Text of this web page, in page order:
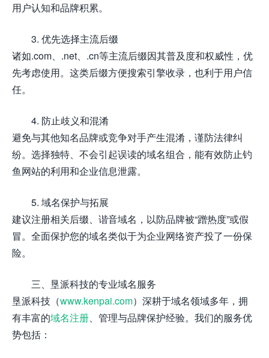
用户认知和品牌积累。
3. 优先选择主流后缀
诸如.com、.net、.cn等主流后缀因其普及度和权威性，优
先考虑使用。这类后缀方便搜索引擎收录，也利于用户信
任。
4. 防止歧义和混淆
避免与其他知名品牌或竞争对手产生混淆，谨防法律纠
纷。选择独特、不会引起误读的域名组合，能有效防止钓
鱼网站的利用和企业信息泄露。
5. 域名保护与拓展
建议注册相关后缀、谐音域名，以防品牌被“蹭热度”或假
冒。全面保护您的域名类似于为企业网络资产投了一份保
险。
三、垦派科技的专业域名服务
垦派科技（www.kenpai.com）深耕于域名领域多年，拥
有丰富的域名注册、管理与品牌保护经验。我们的服务优
势包括：